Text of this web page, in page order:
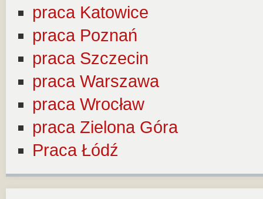
praca Katowice
praca Poznań
praca Szczecin
praca Warszawa
praca Wrocław
praca Zielona Góra
Praca Łódź